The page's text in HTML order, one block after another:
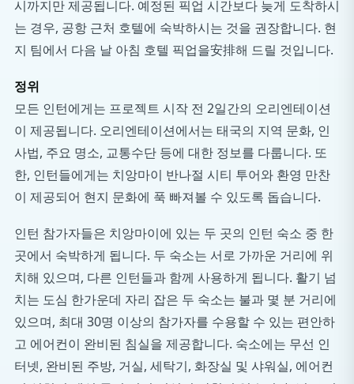
시까지만 제공됩니다. 예정된 픽업 시간보다 늦게 도착하시
는 경우, 공항 근처 호텔에 숙박하시는 것을 권장합니다. 현
지 팀에서 다음 날 아침 호텔 픽업을安排해 드릴 것입니다.
정위
모든 인턴에게는 프로젝트 시작 전 2일간의 오리엔테이션
이 제공됩니다. 오리엔테이션에서는 태국의 지역 문화, 인
사법, 주요 명소, 교통수단 등에 대한 정보를 다룹니다. 또
한, 인턴들에게는 치앙마이 반나절 시티 투어와 환영 만찬
이 제공되어 현지 문화에 푹 빠져볼 수 있도록 돕습니다.
인턴 참가자들은 치앙마이에 있는 두 곳의 인턴 숙소 중 한
곳에서 숙박하게 됩니다. 두 숙소는 서로 가까운 거리에 위
치해 있으며, 다른 인턴들과 함께 사용하게 됩니다. 활기 넘
치는 도심 한가운데 자리 잡은 두 숙소는 불과 몇 분 거리에
있으며, 최대 30명 이상의 참가자를 수용할 수 있는 편안하
고 에어컨이 완비된 침실을 제공합니다. 숙소에는 무선 인
터넷, 완비된 주방, 거실, 세탁기, 화장실 및 샤워실, 에어컨